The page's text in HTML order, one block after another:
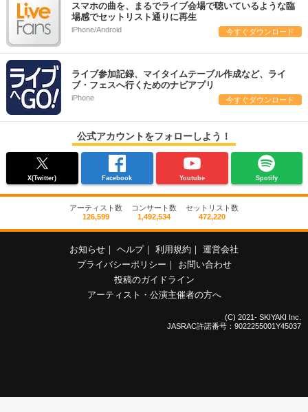
スマホの曲を、まるでライブ会場で聴いているような臨
場感でセットリスト通りに再生
iPhone/Android 今すぐダウンロード
ライブ参加記録、マイタイムテーブル作成など、ライ
ブ・フェスへ行くためのナビアプリ
iPhone 今すぐダウンロード
公式アカウントをフォローしよう！
X(Twitter) Facebook Youtube Spotify
アーティスト数
126,599
コンサート数
1,492,534
セットリスト数
472,220
お知らせ ヘルプ 利用規約
運営会社
プライバシーポリシー
お問い合わせ
投稿のガイドライン
アーティスト・公演主催者の方へ
(C) 2021- SKIYAKI Inc.
JASRAC許諾番号：9022255001Y45037